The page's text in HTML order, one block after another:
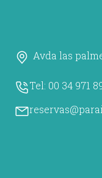
Avda las
Tel: 00 34 971